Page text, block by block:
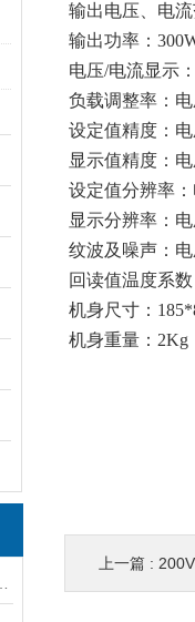
输出电压、电
输出功率：
电压/电流显示
负载调整率：
设定值精度：
显示值精度：
设定值分辨率
显示分辨率：
纹波及噪声：
回读值温度系
机身尺寸：
机身重量：2Kg
上一篇 :